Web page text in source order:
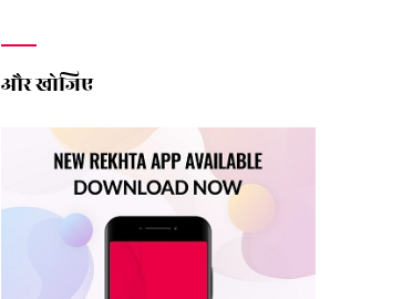
और खोजिए